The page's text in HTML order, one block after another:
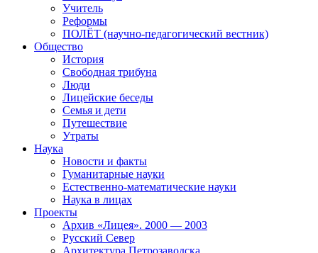
Учитель
Реформы
ПОЛЁТ (научно-педагогический вестник)
Общество
История
Свободная трибуна
Люди
Лицейские беседы
Семья и дети
Путешествие
Утраты
Наука
Новости и факты
Гуманитарные науки
Естественно-математические науки
Наука в лицах
Проекты
Архив «Лицея». 2000 — 2003
Русский Север